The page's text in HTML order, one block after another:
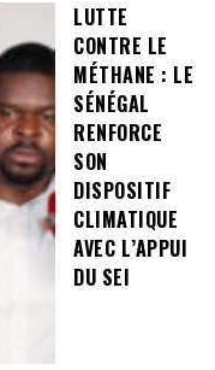
LUTTE
CONTRE LE
MÉTHANE : LE
SÉNÉGAL
RENFORCE
SON
DISPOSITIF
CLIMATIQUE
AVEC L’APPUI
DU SEI